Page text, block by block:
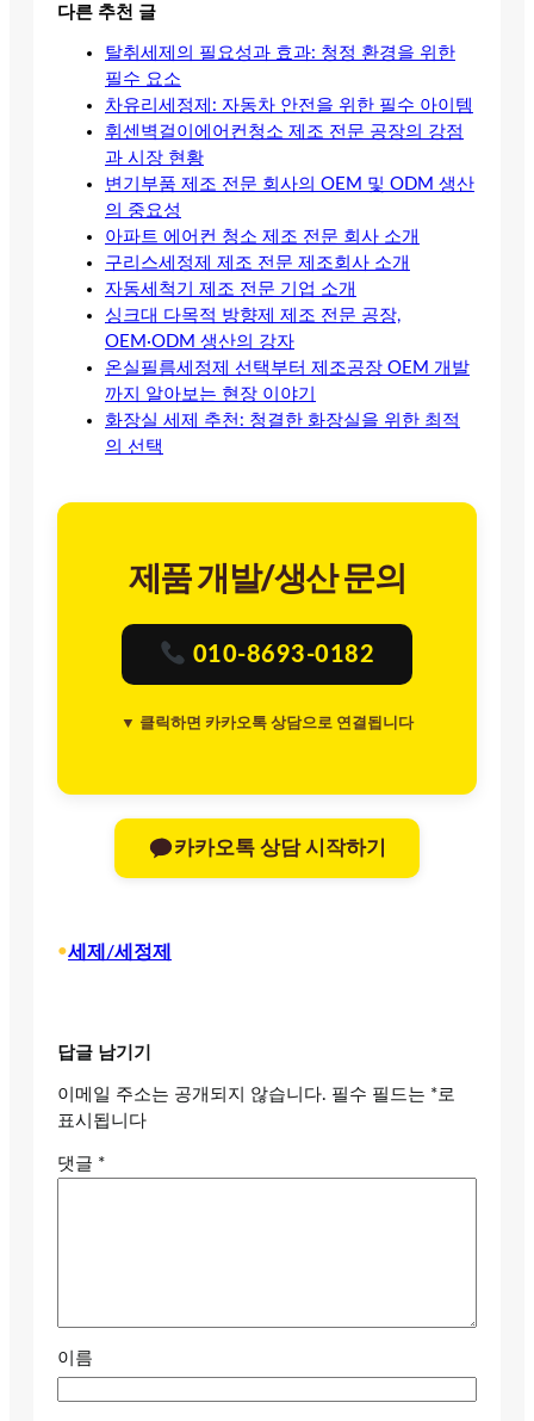
다른 추천 글
탈취세제의 필요성과 효과: 청정 환경을 위한
필수 요소
차유리세정제: 자동차 안전을 위한 필수 아이템
휘센벽걸이에어컨청소 제조 전문 공장의 강점
과 시장 현황
변기부품 제조 전문 회사의 OEM 및 ODM 생산
의 중요성
아파트 에어컨 청소 제조 전문 회사 소개
구리스세정제 제조 전문 제조회사 소개
자동세척기 제조 전문 기업 소개
싱크대 다목적 방향제 제조 전문 공장,
OEM·ODM 생산의 강자
온실필름세정제 선택부터 제조공장 OEM 개발
까지 알아보는 현장 이야기
화장실 세제 추천: 청결한 화장실을 위한 최적
의 선택
제품 개발/생산 문의
010-8693-0182
▼ 클릭하면 카카오톡 상담으로 연결됩니다
카카오톡 상담 시작하기
•세제/세정제
답글 남기기
이메일 주소는 공개되지 않습니다. 필수 필드는 *로
표시됩니다
댓글 *
이름